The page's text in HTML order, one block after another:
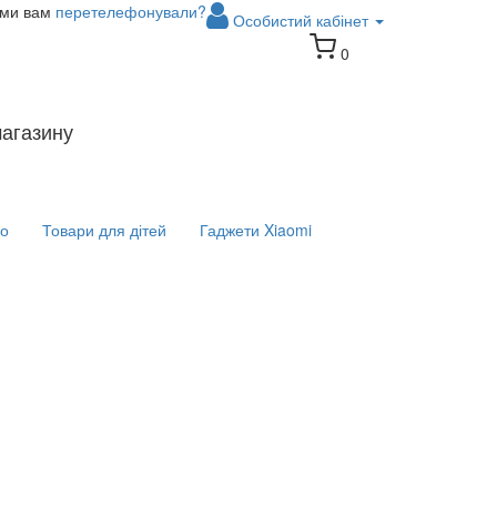
Особистий кабінет
вам перетелефонували?
0
Товари для дітей Гаджети Xiaomi